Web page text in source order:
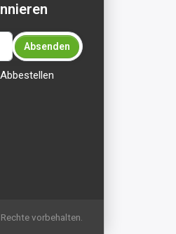
Absenden
Abbestellen
vorbehalten.